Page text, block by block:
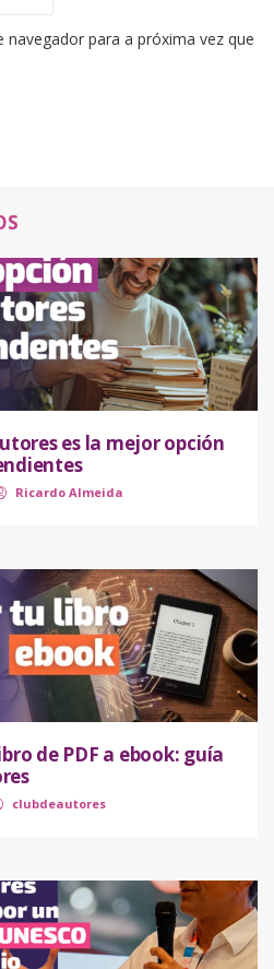
navegador para a próxima vez que
es la mejor opción
Ricardo Almeida
de PDF a ebook: guía
clubdeautores